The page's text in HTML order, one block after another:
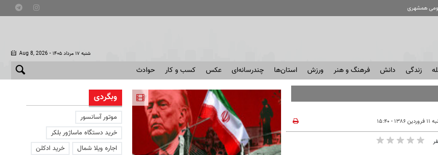
همشهری
Aug 8, 2026 - شنبه ۱۷ مرداد ۱۴۰۵
زندگی دانش فرهنگ و هنر ورزش استان‌ها چندرسانه‌ای عکس کسب و کار حوادث
۱۳۸۶ - ۱۵:۴۰
وبگردی
موتور آسانسور
خرید دستگاه ماساژور بلکر
اجاره ویلا شمال
خرید ادکلن